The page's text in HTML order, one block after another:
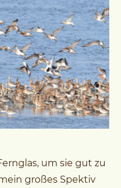
um sie gut zu
großes Spektiv